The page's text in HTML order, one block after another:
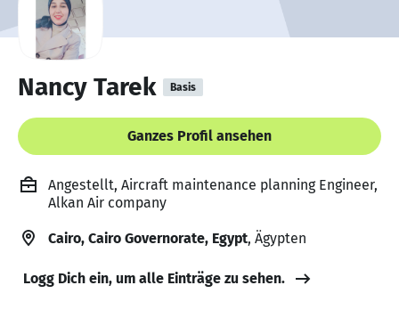
Nancy Tarek Basis
Ganzes Profil ansehen
Angestellt, Aircraft maintenance planning Engineer,
Alkan Air company
Cairo, Cairo Governorate, Egypt, Ägypten
Logg Dich ein, um alle Einträge zu sehen.